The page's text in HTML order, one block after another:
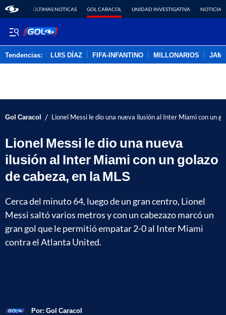
ÚLTIMAS NOTICAS GOL CARACOL UNIDAD INVESTIGATIVA NOTICIAS
Tendencias: LUIS DÍAZ FIFA-INFANTINO MILLONARIOS
Gol Caracol / Lionel Messi le dio una nueva ilusión al Inter Miami con un
Lionel Messi le dio una nueva
ilusión al Inter Miami con un golazo
de cabeza, en la MLS
Cerca del minuto 64, luego de un gran centro, Lionel
Messi saltó varios metros y con un cabezazo marcó un
gran gol que le permitió empatar 2-0 al Inter Miami
contra el Atlanta United.
Por: Gol Caracol